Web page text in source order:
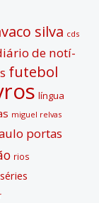
silva cds
de notí­
futebol
lí­ngua
miguel relvas
portas
rios
séries